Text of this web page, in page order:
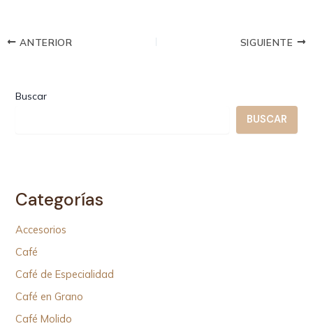
ANTERIOR SIGUIENTE
Buscar
BUSCAR
Categorías
Accesorios
Café
Café de Especialidad
Café en Grano
Café Molido